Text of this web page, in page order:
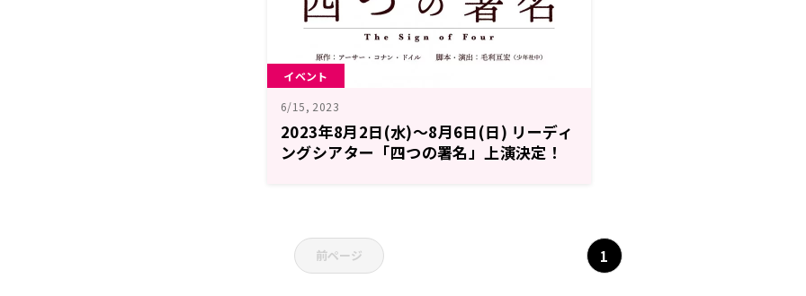
イベント
6/15, 2023
2023年8月2日(水)～8月6日(日) リーディ
ングシアター「四つの署名」上演決定！
前ページ 1